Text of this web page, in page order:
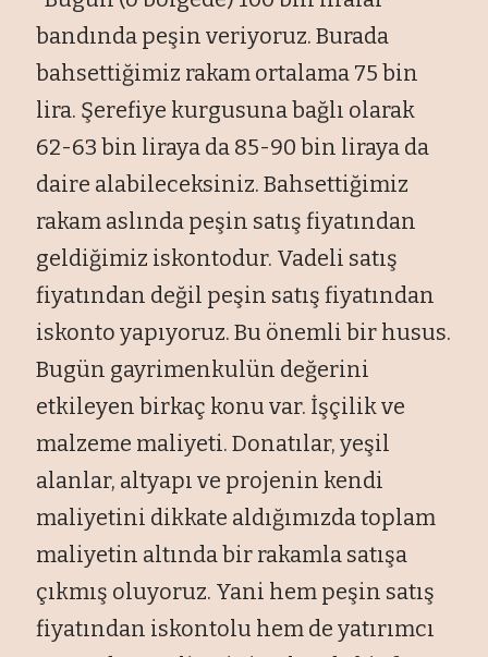
bandında peşin veriyoruz. Burada
bahsettiğimiz rakam ortalama 75 bin
lira. Şerefiye kurgusuna bağlı olarak
62-63 bin liraya da 85-90 bin liraya da
daire alabileceksiniz. Bahsettiğimiz
rakam aslında peşin satış fiyatından
geldiğimiz iskontodur. Vadeli satış
fiyatından değil peşin satış fiyatından
iskonto yapıyoruz. Bu önemli bir husus.
Bugün gayrimenkulün değerini
etkileyen birkaç konu var. İşçilik ve
malzeme maliyeti. Donatılar, yeşil
alanlar, altyapı ve projenin kendi
maliyetini dikkate aldığımızda toplam
maliyetin altında bir rakamla satışa
çıkmış oluyoruz. Yani hem peşin satış
fiyatından iskontolu hem de yatırımcı